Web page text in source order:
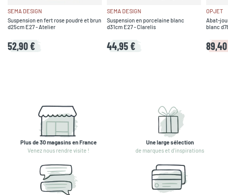
SEMA DESIGN
Suspension en fert rose poudré et brun
d25cm E27 - Atelier
52,90 €
SEMA DESIGN
Suspension en porcelaine blanc
d31cm E27 - Clarelis
44,95 €
OPJET
Abat-
blanc
Plus de 30 magasins en France
Venez nous rendre visite !
Une large sélection
de marques et d'inspirations